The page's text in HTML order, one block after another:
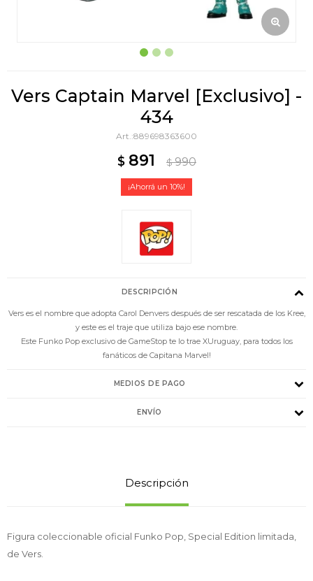
Vers Captain Marvel [Exclusivo] -
434
889698363600
$ 891 $ 990
10
DESCRIPCIÓN
Vers es el nombre que adopta Carol Denvers después de ser rescatada de los Kree,
y este es el traje que utiliza bajo ese nombre.
Este Funko Pop exclusivo de GameStop te lo trae XUruguay, para todos los
fanáticos de Capitana Marvel!
MEDIOS DE PAGO
ENVÍO
Descripción
Figura coleccionable oficial Funko Pop, Special Edition limitada,
de Vers.